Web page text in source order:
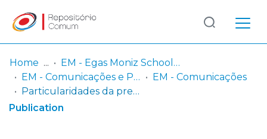
Communities
& Collections
Log
In
(current)
Home
EM - Egas Moniz School of Health & Science
EM - Comunicações e Posters
EM - Comunicações
Particularidades da prescrição de exercício físico na DPOC
Publication